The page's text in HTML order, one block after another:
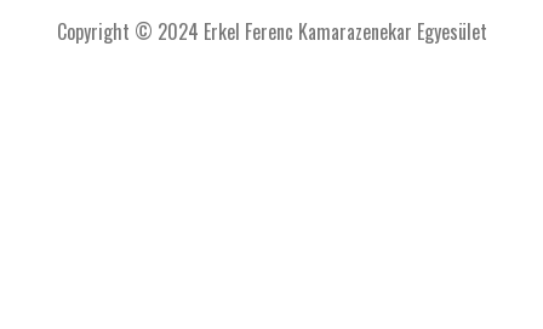
Copyright © 2024 Erkel Ferenc Kamarazenekar Egyesület